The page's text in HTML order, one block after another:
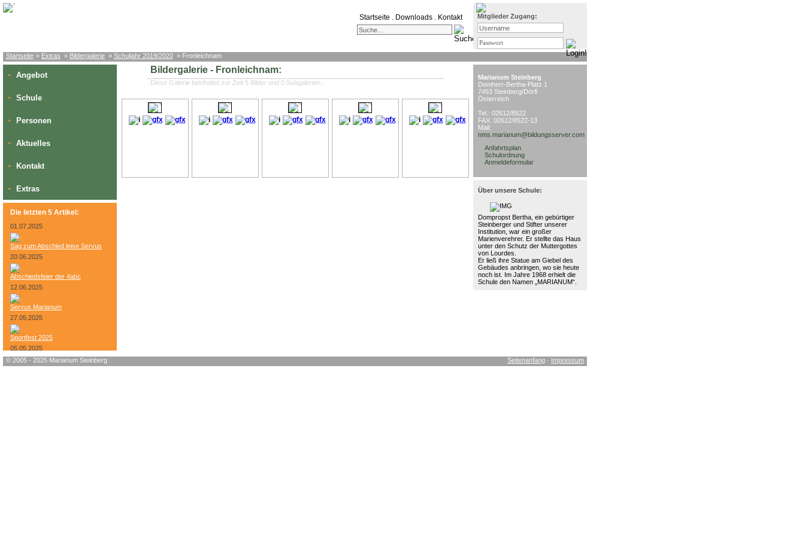
Startseite . Downloads . Kontakt Mitglieder Zugang:
Startseite » Extras » Bildergalerie » Schuljahr 2019/2020 » Fronleichnam
» Angebot
» Schule
» Personen
» Aktuelles
» Kontakt
» Extras
Die letzten 5 Artikel:
01.07.2025
Sag zum Abschied leise Servus
20.06.2025
Abschiedsfeier der 4abc
12.06.2025
Servus Marianum
27.05.2025
Sportfest 2025
05.05.2025
Bundesheer-Tag
Bildergalerie - Fronleichnam:
Diese Galerie beinhaltet zur Zeit 5 Bilder und 0 Subgalerien...
Marianum Steinberg
Domherr-Bertha-Platz 1
7453 Steinberg/Dörfl
Österreich
Tel.: 02612/8522
FAX: 02612/8522-13
Mail:
nms.marianum@bildungsserver.com
Anfahrtsplan
Schulordnung
Anmeldeformular
Über unsere Schule:
Dompropst Bertha, ein gebürtiger
Steinberger und Stifter unserer
Institution, war ein großer
Marienverehrer. Er stellte das Haus
unter den Schutz der Muttergottes
von Lourdes.
Er ließ ihre Statue am Giebel des
Gebäudes anbringen, wo sie heute
noch ist. Im Jahre 1968 erhielt die
Schule den Namen „MARIANUM“.
© 2005 - 2025 Marianum Steinberg Seitenanfang · Impressum